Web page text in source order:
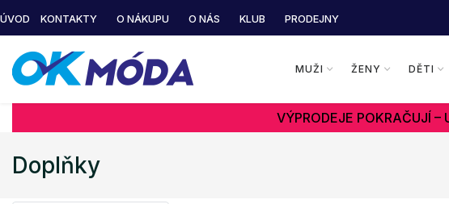
ÚVOD KONTAKTY O NÁKUPU O NÁS KLUB PRODEJNY
MUŽI ŽENY DĚTI
VÝPRODEJE POKRAČUJÍ
Doplňky